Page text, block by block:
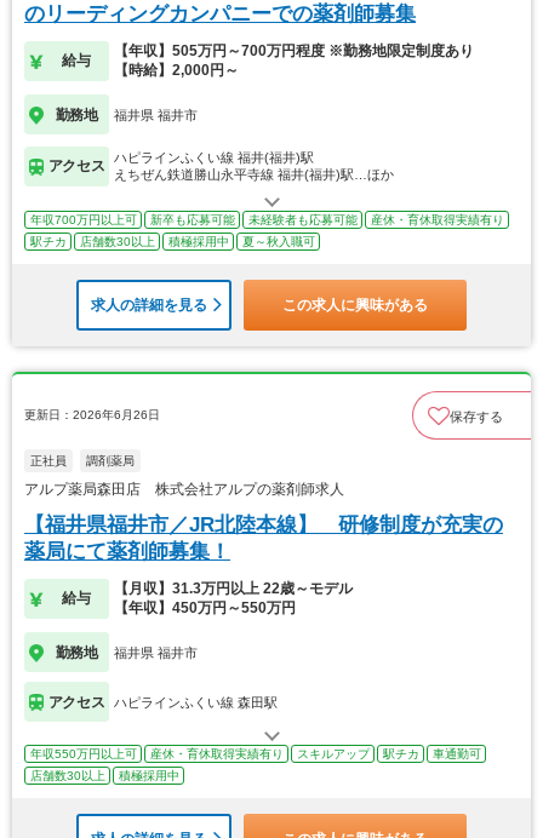
のリーディングカンパニーでの薬剤師募集
給与
【年収】505万円～700万円程度 ※勤務地限定制度あり
【時給】2,000円～
勤務地 福井県 福井市
アクセス
ハピラインふくい線 福井(福井)駅
えちぜん鉄道勝山永平寺線 福井(福井)駅…ほか
年収700万円以上可 新卒も応募可能 未経験者も応募可能
産休・育休取得実績有り
駅チカ
店舗数30以上 積極採用中 夏～秋入職可
求人の詳細を見る この求人に興味がある
更新日：2026年6月26日 保存する
正社員 調剤薬局
アルプ薬局森田店 株式会社アルプの薬剤師求人
【福井県福井市／JR北陸本線】 研修制度が充実の
薬局にて薬剤師募集！
給与
【月収】31.3万円以上 22歳～モデル
【年収】450万円～550万円
勤務地 福井県 福井市
アクセス ハピラインふくい線 森田駅
年収550万円以上可 産休・育休取得実績有り スキルアップ 駅チカ
車通勤可
店舗数30以上
積極採用中